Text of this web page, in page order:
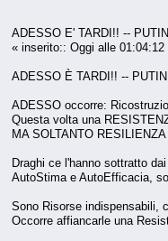
ADESSO E' TARDI!! --
« inserito:: Oggi alle 01:04:12
ADESSO È TARDI!! --
ADESSO occorre:
Questa volta una
MA SOLTANTO
Draghi ce l'hanno sottratto
AutoStima e AutoEfficacia,
Sono Risorse indispensabili,
Occorre affiancarle una